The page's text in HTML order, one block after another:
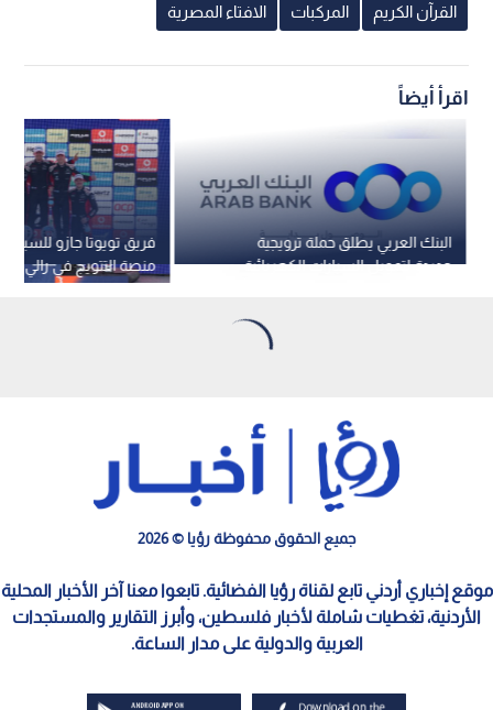
القرآن الكريم المركبات الافتاء المصرية
اقرأ أيضاً
فريق تويوتا جازو
منصة التتويج في رالي
البنك العربي يطلق حملة ترويجية
جديدة لتمويل السيارات الكهربائية
جميع الحقوق محفوظة رؤيا © 2026
موقع إخباري أردني تابع لقناة رؤيا الفضائية. تابعوا معنا آخر الأخبار المحلية
الأردنية، تغطيات شاملة لأخبار فلسطين، وأبرز التقارير والمستجدات
العربية والدولية على مدار الساعة.